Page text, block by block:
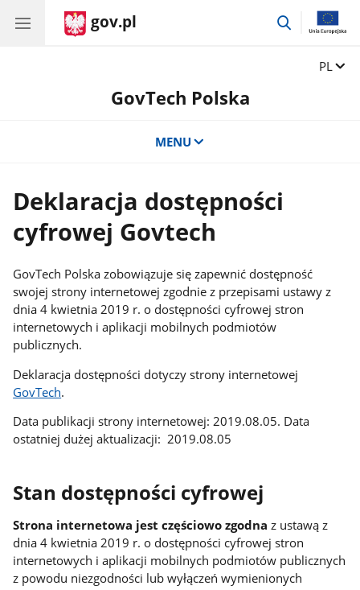
gov.pl
przejdź
Zmień
PL
GovTech Polska
MENU
Deklaracja dostępności
cyfrowej Govtech
GovTech Polska zobowiązuje się zapewnić dostępność
swojej strony internetowej zgodnie z przepisami ustawy z
dnia 4 kwietnia 2019 r. o dostępności cyfrowej stron
internetowych i aplikacji mobilnych podmiotów
publicznych.
Deklaracja dostępności dotyczy strony internetowej
GovTech.
Data publikacji strony internetowej: 2019.08.05. Data
ostatniej dużej aktualizacji: 2019.08.05
Stan dostępności cyfrowej
Strona internetowa jest częściowo zgodnaz ustawą z
dnia 4 kwietnia 2019 r. o dostępności cyfrowej stron
internetowych i aplikacji mobilnych podmiotów publicznych
z powodu niezgodności lub wyłączeń wymienionych